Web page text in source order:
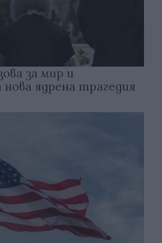
за мир и
нова ядрена трагедия